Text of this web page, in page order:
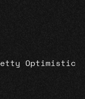
Optimistic